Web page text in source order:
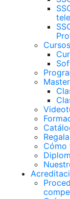
Cómo